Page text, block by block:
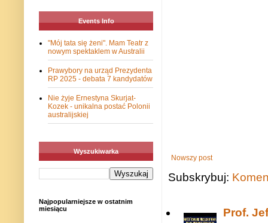
Nowszy post
Subskrybuj:
Prof.
Events Info
"Mój tata się żeni". Mam Teatr z
nowym spektaklem w Australii
Prawybory na urząd Prezydenta
RP 2025 - debata 7 kandydatów
Nie żyje Ernestyna Skurjat-
Kozek - unikalna postać Polonii
australijskiej
Wyszukiwarka
Najpopularniejsze w ostatnim
miesiącu